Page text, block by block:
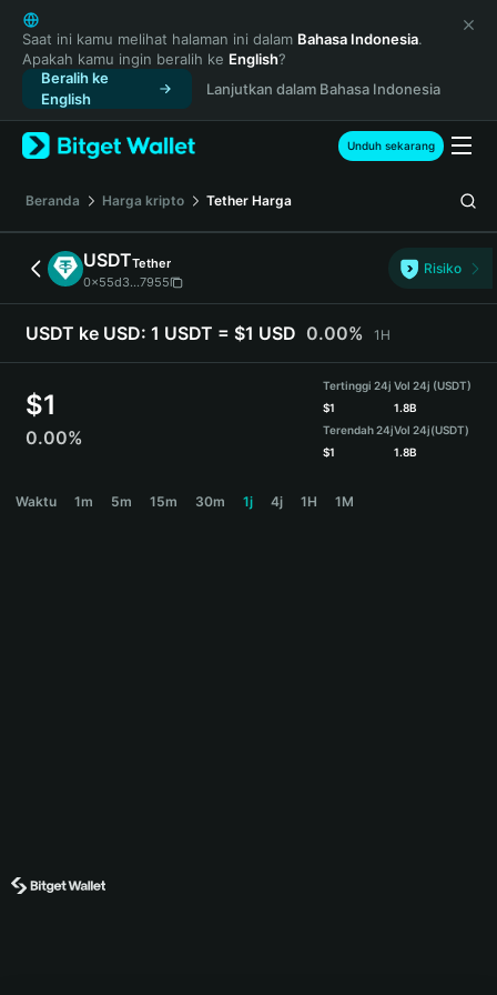
English
日本語
Tiếng Việt
Русский
Español (Latinoamérica)
Türkçe
Français
Deutsch
简体中文
繁體中文
Português (Portugal)
Bahasa Indonesia
ภาษาไทย
Español
Español (Argentina)
Saat ini kamu melihat halaman ini dalam Bahasa Indonesia.
Apakah kamu ingin beralih ke English?
Beralih ke
English
Lanjutkan dalam Bahasa Indonesia
Unduh sekarang
Beranda Harga kripto Tether Harga
USDTTether
0x55d3...7955
Risiko
USDT ke USD: 1 USDT = $1 USD 0.00% 1H
$1
0.00%
Tertinggi 24j
$1
Terendah 24j
$1
Vol 24j (USDT)
1.8B
Vol 24j(USDT)
1.8B
Waktu 1m 5m 15m 30m 1j 4j 1H 1M